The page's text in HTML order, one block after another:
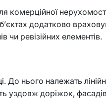
комерційної
додатково
чи ревізійних елементів.
нього належать
уздовж доріжок,